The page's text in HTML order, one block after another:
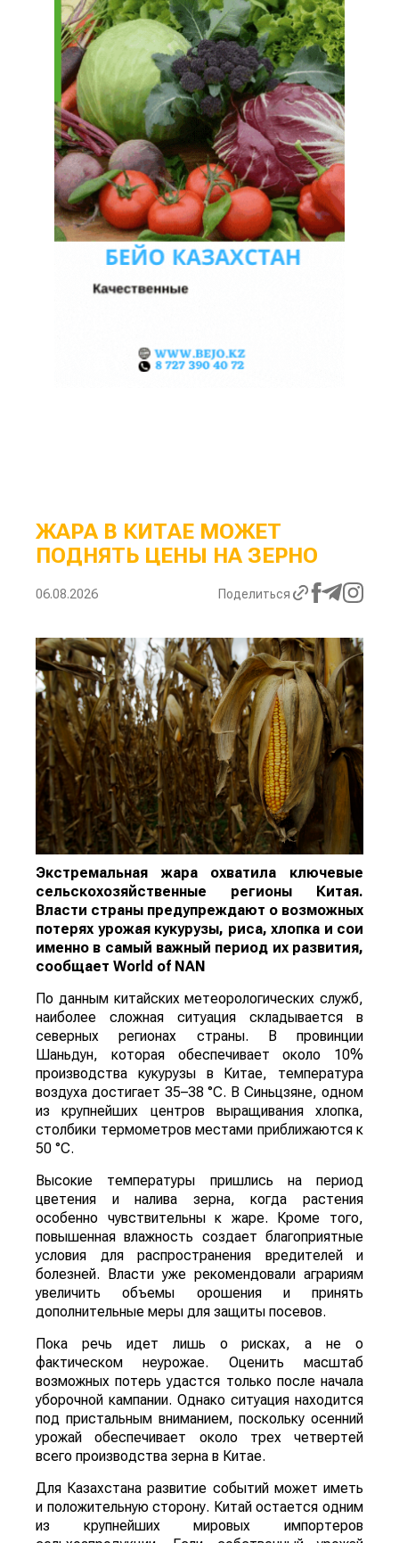
ЖАРА В КИТАЕ МОЖЕТ
ПОДНЯТЬ ЦЕНЫ НА ЗЕРНО
06.08.2026 Поделиться
Экстремальная жара охватила ключевые
сельскохозяйственные регионы Китая.
Власти страны предупреждают о возможных
потерях урожая кукурузы, риса, хлопка и сои
именно в самый важный период их развития,
сообщает World of NAN
По данным китайских метеорологических служб,
наиболее сложная ситуация складывается в
северных регионах страны. В провинции
Шаньдун, которая обеспечивает около 10%
производства кукурузы в Китае, температура
воздуха достигает 35–38 °C. В Синьцзяне, одном
из крупнейших центров выращивания хлопка,
столбики термометров местами приближаются к
50 °C.
Высокие температуры пришлись на период
цветения и налива зерна, когда растения
особенно чувствительны к жаре. Кроме того,
повышенная влажность создает благоприятные
условия для распространения вредителей и
болезней. Власти уже рекомендовали аграриям
увеличить объемы орошения и принять
дополнительные меры для защиты посевов.
Пока речь идет лишь о рисках, а не о
фактическом неурожае. Оценить масштаб
возможных потерь удастся только после начала
уборочной кампании. Однако ситуация находится
под пристальным вниманием, поскольку осенний
урожай обеспечивает около трех четвертей
всего производства зерна в Китае.
Для Казахстана развитие событий может иметь
и положительную сторону. Китай остается одним
из крупнейших мировых импортеров